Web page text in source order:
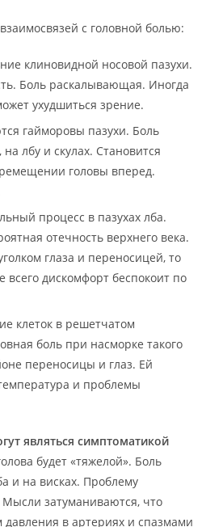
с головной болью:
клиновидной носовой пазухи.
Боль раскалывающая. Иногда
ухудшиться зрение.
гайморовы пазухи. Боль
на лбу и скулах. Становится
головы вперед.
процесс в пазухах лба.
отечность верхнего века.
глаза и переносицей, то
всего дискомфорт беспокоит по
клеток в решетчатом
боль при насморке такого
переносицы и глаз. Ей
и проблемы
являться симптоматикой
будет «тяжелой». Боль
и на висках. Проблему
Мысли затуманиваются, что
в артериях и спазмами